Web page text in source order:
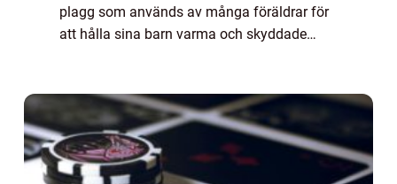
plagg som används av många föräldrar för
att hålla sina barn varma och skyddade